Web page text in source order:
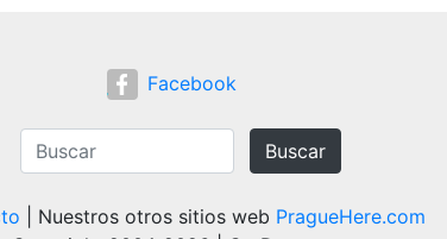
Facebook
Buscar
| Nuestros otros sitios web PragueHere.com